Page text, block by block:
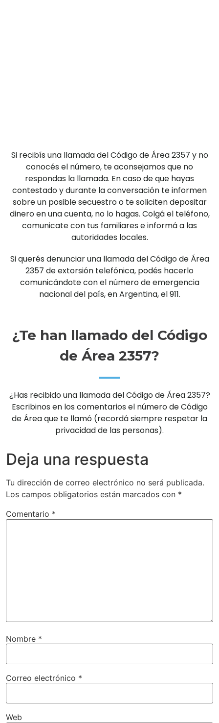
Si recibís una llamada del Código de Área 2357 y no
conocés el número, te aconsejamos que no
respondas la llamada. En caso de que hayas
contestado y durante la conversación te informen
sobre un posible secuestro o te soliciten depositar
dinero en una cuenta, no lo hagas. Colgá el teléfono,
comunicate con tus familiares e informá a las
autoridades locales.
Si querés denunciar una llamada del Código de Área
2357 de extorsión telefónica, podés hacerlo
comunicándote con el número de emergencia
nacional del país, en Argentina, el 911.
¿Te han llamado del Código
de Área 2357?
¿Has recibido una llamada del Código de Área 2357?
Escribinos en los comentarios el número de Código
de Área que te llamó (recordá siempre respetar la
privacidad de las personas).
Deja una respuesta
Tu dirección de correo electrónico no será publicada.
Los campos obligatorios están marcados con *
Comentario *
Nombre *
Correo electrónico *
Web